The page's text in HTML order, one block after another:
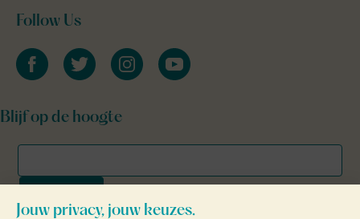
Follow Us
facebooktwitter instagramyoutube
Blijf op de hoogte